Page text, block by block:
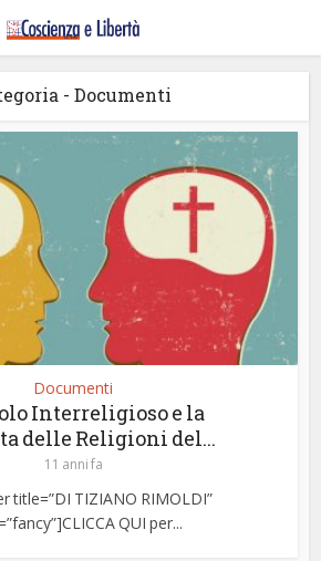
- Documenti
Documenti
Interreligioso e la
delle Religioni del...
11 anni fa
title=”DI TIZIANO RIMOLDI”
QUI per...